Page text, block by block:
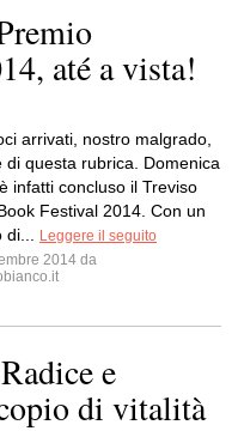
até a vista!
arrivati, nostro malgrado,
di questa rubrica. Domenica
infatti concluso il Treviso
Festival 2014. Con un
di...
Leggere il seguito
2014 da
e
di vitalità